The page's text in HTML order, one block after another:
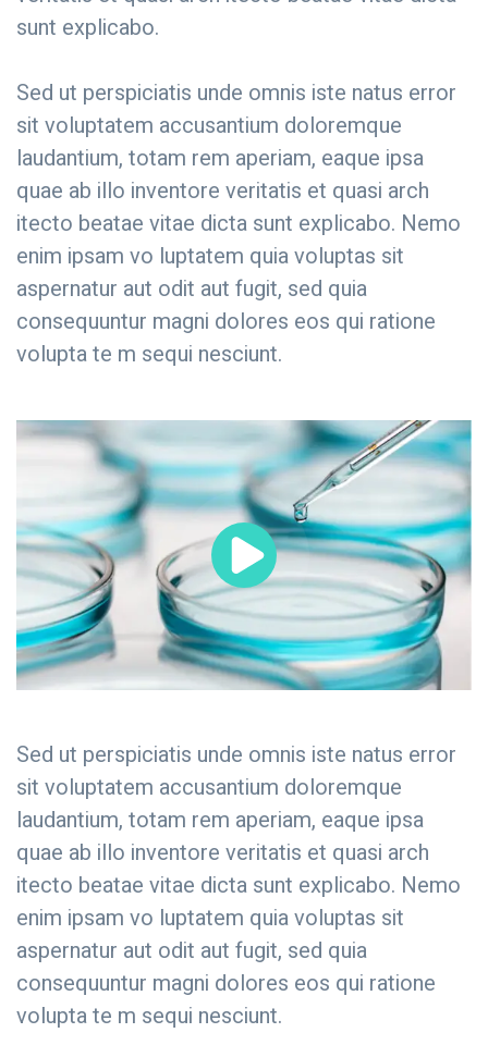
sunt explicabo.
Sed ut perspiciatis unde omnis iste natus error
sit voluptatem accusantium doloremque
laudantium, totam rem aperiam, eaque ipsa
quae ab illo inventore veritatis et quasi arch
itecto beatae vitae dicta sunt explicabo. Nemo
enim ipsam vo luptatem quia voluptas sit
aspernatur aut odit aut fugit, sed quia
consequuntur magni dolores eos qui ratione
volupta te m sequi nesciunt.
Sed ut perspiciatis unde omnis iste natus error
sit voluptatem accusantium doloremque
laudantium, totam rem aperiam, eaque ipsa
quae ab illo inventore veritatis et quasi arch
itecto beatae vitae dicta sunt explicabo. Nemo
enim ipsam vo luptatem quia voluptas sit
aspernatur aut odit aut fugit, sed quia
consequuntur magni dolores eos qui ratione
volupta te m sequi nesciunt.